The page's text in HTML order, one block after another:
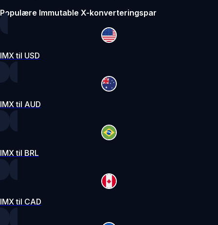
Populære Immutable X-konverteringspar
IMX til USD
IMX til AUD
IMX til BRL
IMX til CAD